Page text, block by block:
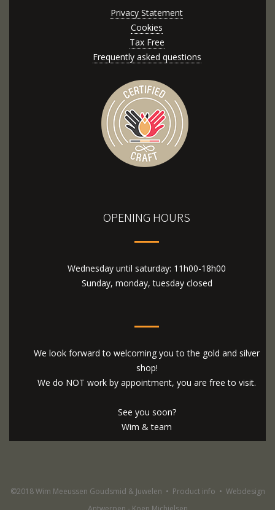
Privacy Statement
Cookies
Tax Free
Frequently asked questions
OPENING HOURS
Wednesday until saturday: 11h00-18h00
Sunday, monday, tuesday closed
We look forward to welcoming you to the gold and silver
shop!
We do NOT work by appointment, you are free to visit.
See you soon?
Wim & team
©2018 Wim Meeussen Goudsmid & Juwelen • Product info • Webdesign